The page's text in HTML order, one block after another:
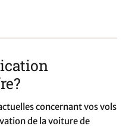
concernant vos vols
de la voiture de